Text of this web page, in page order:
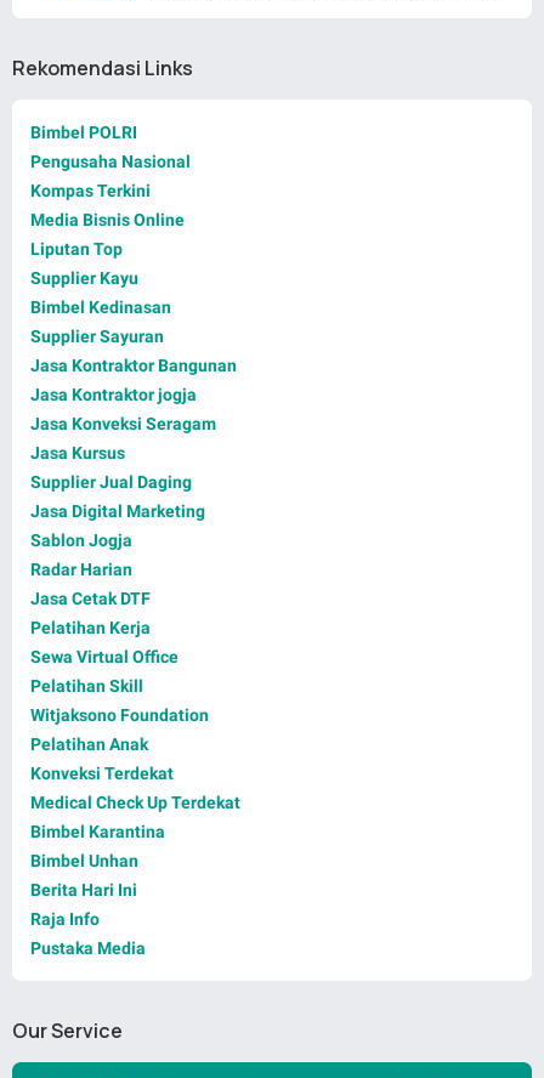
Rekomendasi Links
Bimbel POLRI
Pengusaha Nasional
Kompas Terkini
Media Bisnis Online
Liputan Top
Supplier Kayu
Bimbel Kedinasan
Supplier Sayuran
Jasa Kontraktor Bangunan
Jasa Kontraktor jogja
Jasa Konveksi Seragam
Jasa Kursus
Supplier Jual Daging
Jasa Digital Marketing
Sablon Jogja
Radar Harian
Jasa Cetak DTF
Pelatihan Kerja
Sewa Virtual Office
Pelatihan Skill
Witjaksono Foundation
Pelatihan Anak
Konveksi Terdekat
Medical Check Up Terdekat
Bimbel Karantina
Bimbel Unhan
Berita Hari Ini
Raja Info
Pustaka Media
Our Service